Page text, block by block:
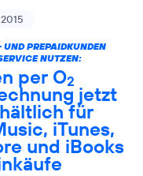
PREPAIDKUNDEN
NUTZEN:
per O2
jetzt
für
iTunes,
und iBooks